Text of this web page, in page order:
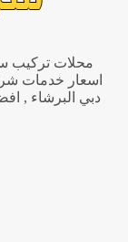
محلات تركيب
اسعار خدمات
دبي البرشاء ,